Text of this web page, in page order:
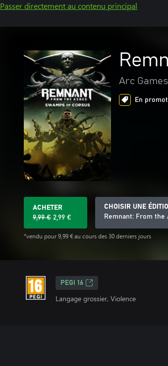
Passer directement au contenu principal
Arc Games
En
ACHETER
9,99 € 2,99 €
*vendu pour 9,99 € au cours des 30 derniers jours
CHOISIR UNE
Remnant: From the
PEGI 16
Langage grossier, Violence